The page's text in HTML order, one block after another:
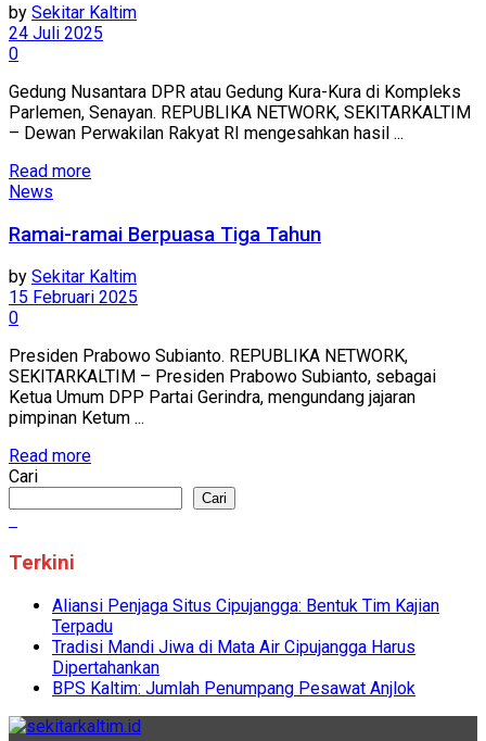
by Sekitar Kaltim
24 Juli 2025
0
Gedung Nusantara DPR atau Gedung Kura-Kura di Kompleks
Parlemen, Senayan. REPUBLIKA NETWORK, SEKITARKALTIM
– Dewan Perwakilan Rakyat RI mengesahkan hasil ...
Read more
News
Ramai-ramai Berpuasa Tiga Tahun
by Sekitar Kaltim
15 Februari 2025
0
Presiden Prabowo Subianto. REPUBLIKA NETWORK,
SEKITARKALTIM – Presiden Prabowo Subianto, sebagai
Ketua Umum DPP Partai Gerindra, mengundang jajaran
pimpinan Ketum ...
Read more
Cari
Cari
Terkini
Aliansi Penjaga Situs Cipujangga: Bentuk Tim Kajian
Terpadu
Tradisi Mandi Jiwa di Mata Air Cipujangga Harus
Dipertahankan
BPS Kaltim: Jumlah Penumpang Pesawat Anjlok